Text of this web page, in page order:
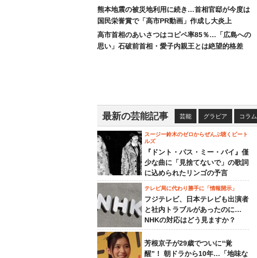
熊本地震の被災地利用に続き…首相官邸が今度は
国民栄誉賞で「高市PR動画」作成し大炎上
高市首相のあいさつはコピペ率85％…「広島への
思い」石破前首相・愛子内親王とは絶望的格差
最新の芸能記事 芸能 グラビア コラム
スージー鈴木のゼロからぜんぶ聴くビート
ルズ
『ドント・パス・ミー・バイ』僅
少な曲に「見捨てないで」の歌詞
に込められたリンゴの予言
テレビ局に代わり勝手に「情報開示」
フジテレビ、日本テレビも出演者
と社内トラブルがあったのに…
NHKの対応はどう見ますか？
芳根京子が29歳でついに“覚
醒”！ 朝ドラから10年…「地味な